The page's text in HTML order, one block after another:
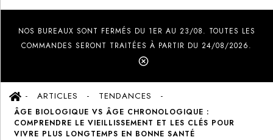
NOS BUREAUX SONT FERMÉS DU 1ER AU 23/08. TOUTES LES
COMMANDES SERONT TRAITÉES À PARTIR DU 24/08/2026.
ARTICLES TENDANCES
ÂGE BIOLOGIQUE VS ÂGE CHRONOLOGIQUE :
COMPRENDRE LE VIEILLISSEMENT ET LES CLÉS POUR
VIVRE PLUS LONGTEMPS EN BONNE SANTÉ